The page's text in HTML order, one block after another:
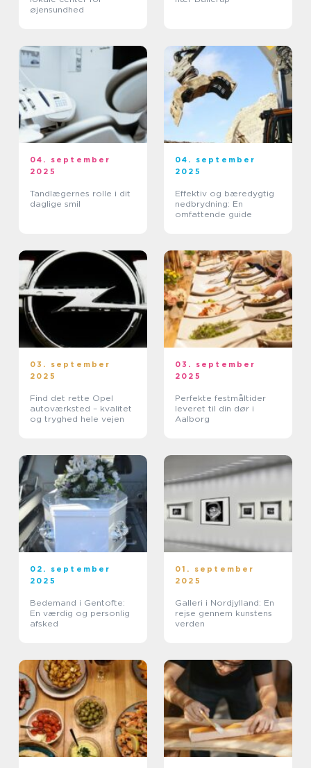
øjensundhed
04. september
2025
Tandlægernes rolle i dit
daglige smil
04. september
2025
Effektiv og bæredygtig
nedbrydning: En
omfattende guide
03. september
2025
Find det rette Opel
autoværksted – kvalitet
og tryghed hele vejen
03. september
2025
Perfekte festmåltider
leveret til din dør i
Aalborg
02. september
2025
Bedemand i Gentofte:
En værdig og personlig
afsked
01. september
2025
Galleri i Nordjylland: En
rejse gennem kunstens
verden